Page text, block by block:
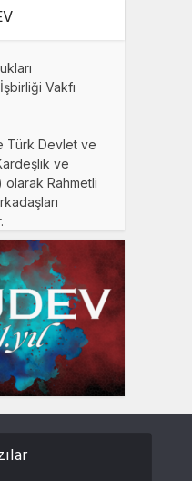
Vakfı
Türk Devlet ve
ve
olarak Rahmetli